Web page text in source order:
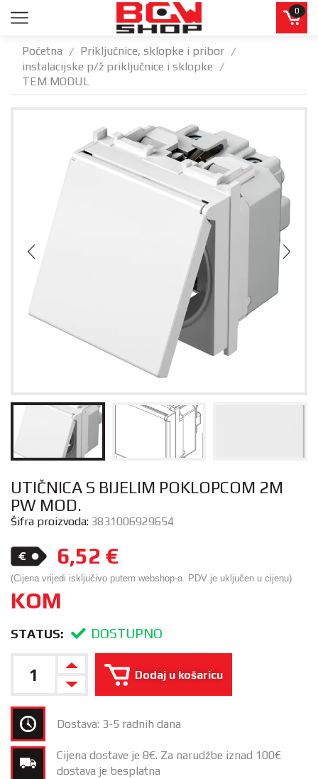
0
Početna / Priključnice, sklopke i pribor /
instalacijske p/ž priključnice i sklopke /
TEM MODUL
UTIČNICA S BIJELIM POKLOPCOM 2M
PW MOD.
Šifra proizvoda: 3831006929654
6,52 €
(Cijena vrijedi isključivo putem webshop-a. PDV je uključen u cijenu)
KOM
STATUS: DOSTUPNO
Dodaj u košaricu
Dostava: 3-5 radnih dana
Cijena dostave je 8€. Za narudžbe iznad 100€
dostava je besplatna